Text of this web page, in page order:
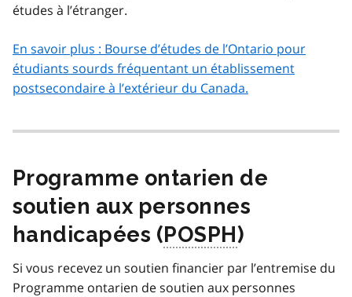
études à l’étranger.
En savoir plus : Bourse d’études de l’Ontario pour
étudiants sourds fréquentant un établissement
postsecondaire à l’extérieur du Canada.
Programme ontarien de
soutien aux personnes
handicapées (POSPH)
Si vous recevez un soutien financier par l’entremise du
Programme ontarien de soutien aux personnes